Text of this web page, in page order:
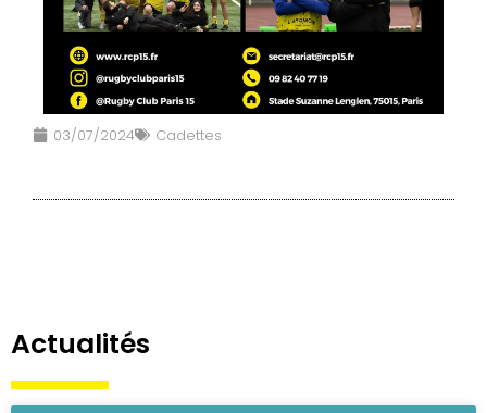
03/07/2024 Cadettes
Actualités